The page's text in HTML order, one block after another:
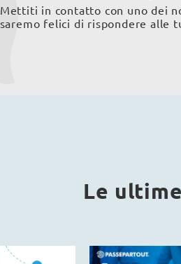
Mettiti in contatto con uno dei
saremo felici di rispondere alle
Le